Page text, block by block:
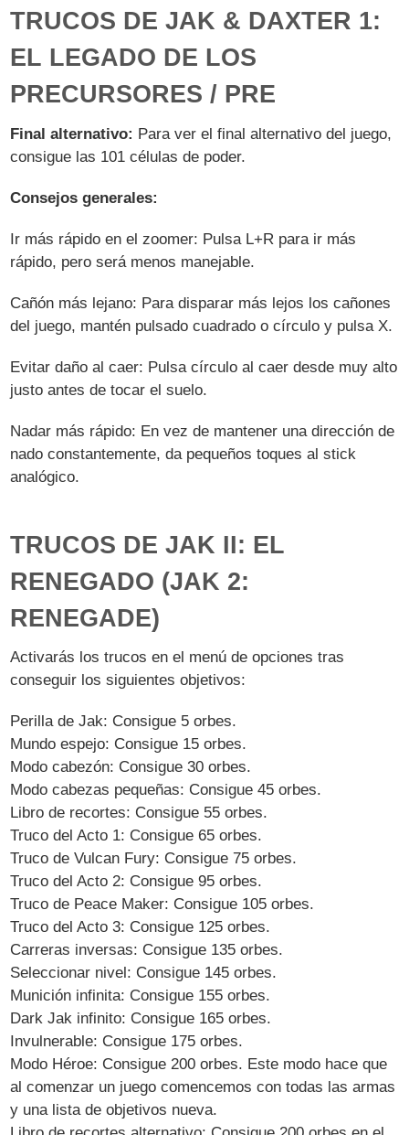
TRUCOS DE JAK & DAXTER 1:
EL LEGADO DE LOS
PRECURSORES / PRE
Final alternativo: Para ver el final alternativo del juego,
consigue las 101 células de poder.
Consejos generales:
Ir más rápido en el zoomer: Pulsa L+R para ir más
rápido, pero será menos manejable.
Cañón más lejano: Para disparar más lejos los cañones
del juego, mantén pulsado cuadrado o círculo y pulsa X.
Evitar daño al caer: Pulsa círculo al caer desde muy alto
justo antes de tocar el suelo.
Nadar más rápido: En vez de mantener una dirección de
nado constantemente, da pequeños toques al stick
analógico.
TRUCOS DE JAK II: EL
RENEGADO (JAK 2:
RENEGADE)
Activarás los trucos en el menú de opciones tras
conseguir los siguientes objetivos:
Perilla de Jak: Consigue 5 orbes.
Mundo espejo: Consigue 15 orbes.
Modo cabezón: Consigue 30 orbes.
Modo cabezas pequeñas: Consigue 45 orbes.
Libro de recortes: Consigue 55 orbes.
Truco del Acto 1: Consigue 65 orbes.
Truco de Vulcan Fury: Consigue 75 orbes.
Truco del Acto 2: Consigue 95 orbes.
Truco de Peace Maker: Consigue 105 orbes.
Truco del Acto 3: Consigue 125 orbes.
Carreras inversas: Consigue 135 orbes.
Seleccionar nivel: Consigue 145 orbes.
Munición infinita: Consigue 155 orbes.
Dark Jak infinito: Consigue 165 orbes.
Invulnerable: Consigue 175 orbes.
Modo Héroe: Consigue 200 orbes. Este modo hace que
al comenzar un juego comencemos con todas las armas
y una lista de objetivos nueva.